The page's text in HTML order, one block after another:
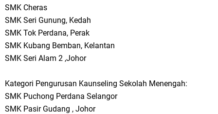
SMK Cheras
SMK Seri Gunung, Kedah
SMK Tok Perdana, Perak
SMK Kubang Bemban, Kelantan
SMK Seri Alam 2 ,Johor
Kategori Pengurusan Kaunseling Sekolah Menengah:
SMK Puchong Perdana Selangor
SMK Pasir Gudang , Johor